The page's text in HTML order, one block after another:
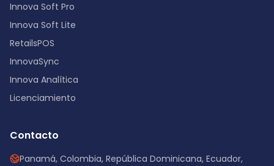
Innova Soft Pro
Innova Soft Lite
RetailsPOS
InnovaSync
Innova Analítica
Licenciamiento
Contacto
Panamá, Colombia, República Dominicana, Ecuador,